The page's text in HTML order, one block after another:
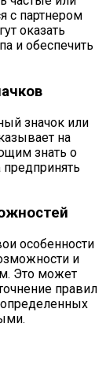
с партнером
оказать
и обеспечить
значок или
на
знать о
особенности
и
Это может
правил
определенных